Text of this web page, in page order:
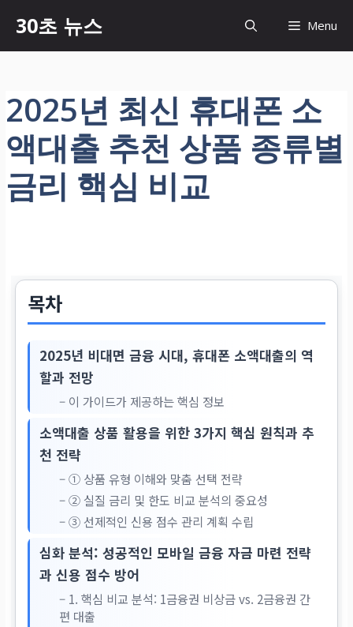
츠
너
뛰
기
30초 뉴스 Menu
2025년 최신 휴대폰 소
액대출 추천 상품 종류별
금리 핵심 비교
목차
2025년 비대면 금융 시대, 휴대폰 소액대출의 역
할과 전망
– 이 가이드가 제공하는 핵심 정보
소액대출 상품 활용을 위한 3가지 핵심 원칙과 추
천 전략
– ① 상품 유형 이해와 맞춤 선택 전략
– ② 실질 금리 및 한도 비교 분석의 중요성
– ③ 선제적인 신용 점수 관리 계획 수립
심화 분석: 성공적인 모바일 금융 자금 마련 전략
과 신용 점수 방어
– 1. 핵심 비교 분석: 1금융권 비상금 vs. 2금융권 간
편 대출